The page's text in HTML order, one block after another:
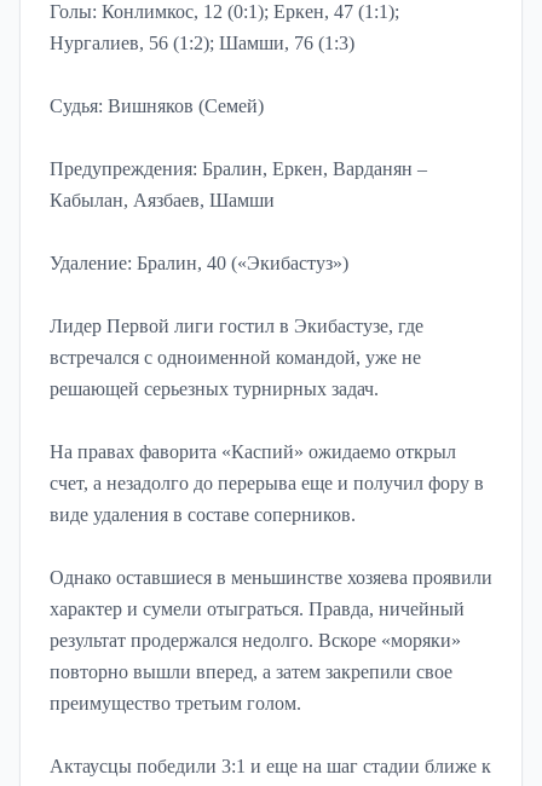
Голы: Конлимкос, 12 (0:1); Еркен, 47 (1:1);
Нургалиев, 56 (1:2); Шамши, 76 (1:3)
Судья: Вишняков (Семей)
Предупреждения: Бралин, Еркен, Варданян –
Кабылан, Аязбаев, Шамши
Удаление: Бралин, 40 («Экибастуз»)
Лидер Первой лиги гостил в Экибастузе, где
встречался с одноименной командой, уже не
решающей серьезных турнирных задач.
На правах фаворита «Каспий» ожидаемо открыл
счет, а незадолго до перерыва еще и получил фору в
виде удаления в составе соперников.
Однако оставшиеся в меньшинстве хозяева проявили
характер и сумели отыграться. Правда, ничейный
результат продержался недолго. Вскоре «моряки»
повторно вышли вперед, а затем закрепили свое
преимущество третьим голом.
Актаусцы победили 3:1 и еще на шаг стадии ближе к